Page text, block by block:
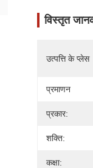
विस्तृत
उत्पत्ति के प्लेस
प्रमाणन
प्रकार:
शक्ति:
कक्षा: